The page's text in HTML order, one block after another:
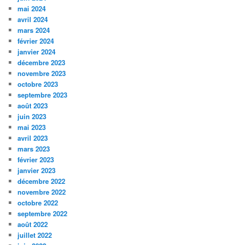
mai 2024
avril 2024
mars 2024
février 2024
janvier 2024
décembre 2023
novembre 2023
octobre 2023
septembre 2023
août 2023
juin 2023
mai 2023
avril 2023
mars 2023
février 2023
janvier 2023
décembre 2022
novembre 2022
octobre 2022
septembre 2022
août 2022
juillet 2022